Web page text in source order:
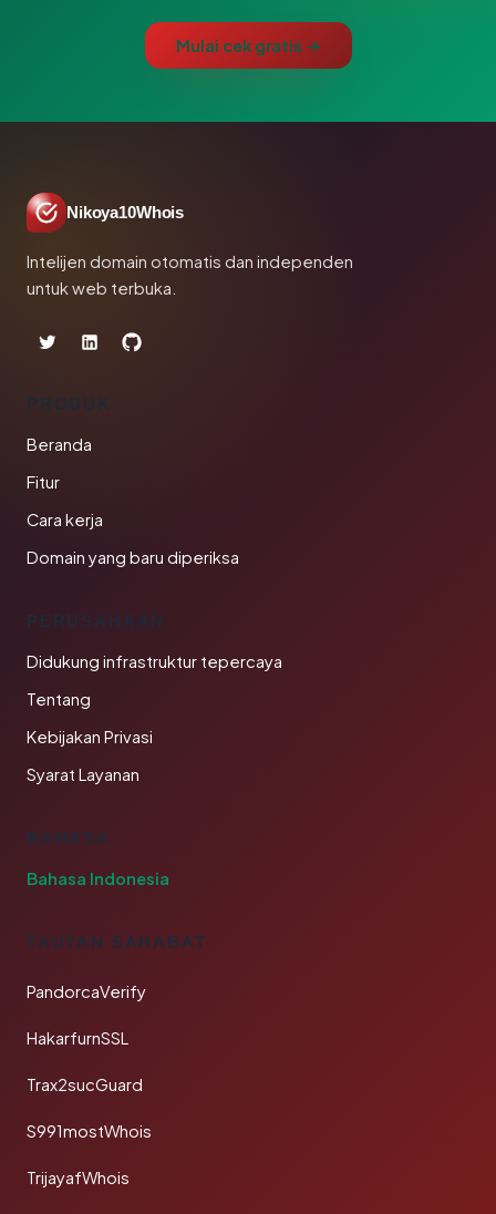
Mulai cek gratis →
Nikoya10Whois
Intelijen domain otomatis dan independen
untuk web terbuka.
PRODUK
Beranda
Fitur
Cara kerja
Domain yang baru diperiksa
PERUSAHAAN
Didukung infrastruktur tepercaya
Tentang
Kebijakan Privasi
Syarat Layanan
BAHASA
Bahasa Indonesia
TAUTAN SAHABAT
PandorcaVerify
HakarfurnSSL
Trax2sucGuard
S991mostWhois
TrijayafWhois